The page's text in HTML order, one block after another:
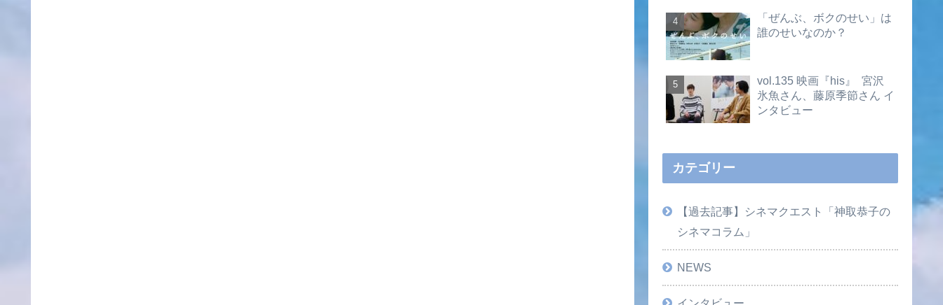
画あり）
「ぜんぶ、ボクのせい」は
誰のせいなのか？
vol.135 映画『his』 宮沢
氷魚さん、藤原季節さん イ
ンタビュー
カテゴリー
【過去記事】シネマクエスト「神取恭子の
シネマコラム」
NEWS